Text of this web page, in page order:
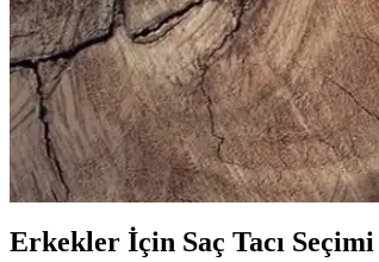
Erkekler İçin Uygun Spor Çantası
Erkek spor çantası seçerken kapasite,
Erkek Siyah Spor Gömlekleri ile
Modern erkekler için tasarlanan siyah spor
Erkekler İçin Saç Tacı Seçimi